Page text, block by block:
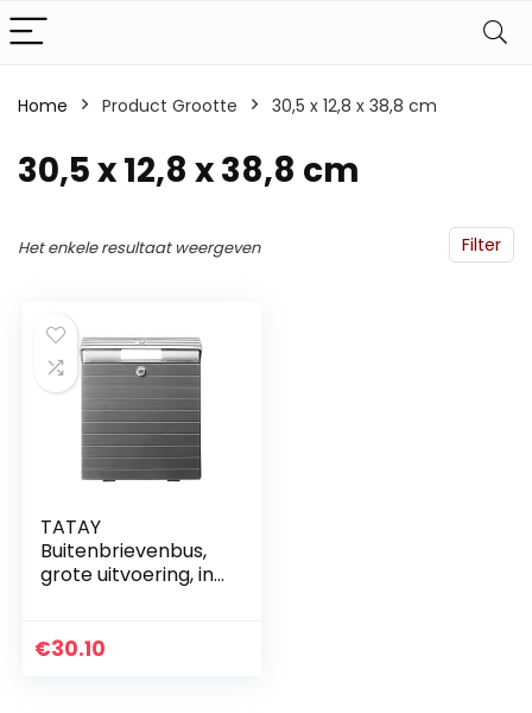
Home Product Grootte ‎30,5 x 12,8 x 38,8 cm
‎30,5 x 12,8 x 38,8 cm
Filter
Het enkele resultaat weergeven
TATAY
Buitenbrievenbus,
grote uitvoering, in
met optimale
€30.10